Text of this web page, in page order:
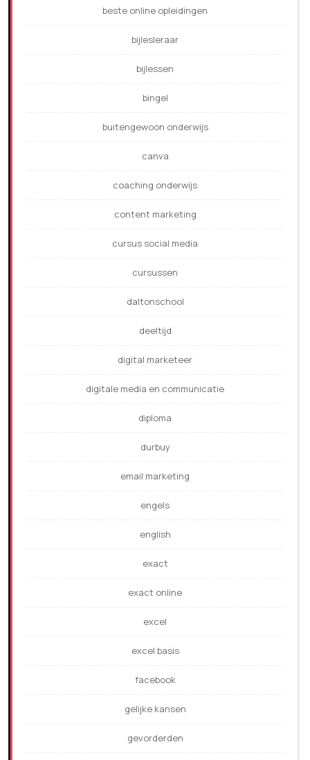
beste online opleidingen
bijlesleraar
bijlessen
bingel
buitengewoon onderwijs
canva
coaching onderwijs
content marketing
cursus social media
cursussen
daltonschool
deeltijd
digital marketeer
digitale media en communicatie
diploma
durbuy
email marketing
engels
english
exact
exact online
excel
excel basis
facebook
gelijke kansen
gevorderden